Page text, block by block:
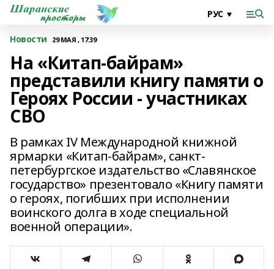
Новости 29 МАЯ , 17:39
На «Китап-байрам»
представили книгу памяти о
Героях России - участниках
СВО
В рамках IV Международной книжной
ярмарки «Китап-байрам», санкт-
петербургское издательство «Славянское
государство» презентовало «Книгу памяти
о героях, погибших при исполнении
воинского долга в ходе специальной
военной операции».